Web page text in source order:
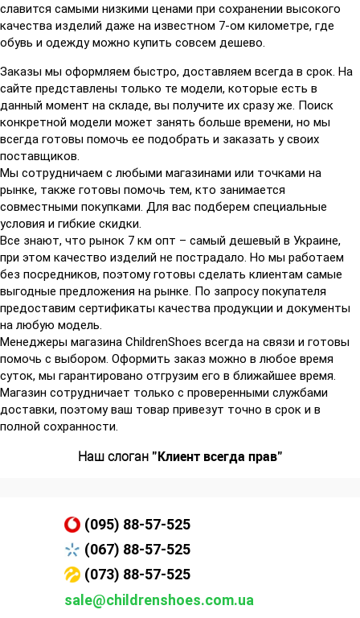
славится самыми низкими ценами при сохранении высокого
качества изделий даже на известном 7-ом километре, где
обувь и одежду можно купить совсем дешево.
Заказы мы оформляем быстро, доставляем всегда в срок. На
сайте представлены только те модели, которые есть в
данный момент на складе, вы получите их сразу же. Поиск
конкретной модели может занять больше времени, но мы
всегда готовы помочь ее подобрать и заказать у своих
поставщиков.
Мы сотрудничаем с любыми магазинами или точками на
рынке, также готовы помочь тем, кто занимается
совместными покупками. Для вас подберем специальные
условия и гибкие скидки.
Все знают, что рынок 7 км опт – самый дешевый в Украине,
при этом качество изделий не пострадало. Но мы работаем
без посредников, поэтому готовы сделать клиентам самые
выгодные предложения на рынке. По запросу покупателя
предоставим сертификаты качества продукции и документы
на любую модель.
Менеджеры магазина ChildrenShoes всегда на связи и готовы
помочь с выбором. Оформить заказ можно в любое время
суток, мы гарантировано отгрузим его в ближайшее время.
Магазин сотрудничает только с проверенными службами
доставки, поэтому ваш товар привезут точно в срок и в
полной сохранности.
Наш слоган "Клиент всегда прав"
(095) 88-57-525
(067) 88-57-525
(073) 88-57-525
sale@childrenshoes.com.ua